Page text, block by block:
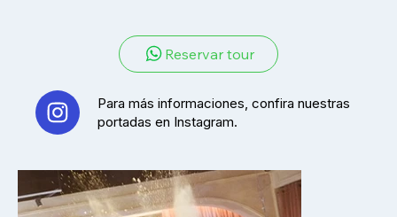
Reservar tour
Para más informaciones, confira nuestras
portadas en Instagram.